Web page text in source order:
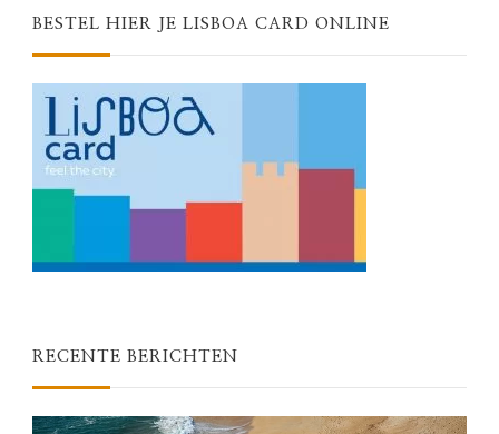
BESTEL HIER JE LISBOA CARD ONLINE
RECENTE BERICHTEN